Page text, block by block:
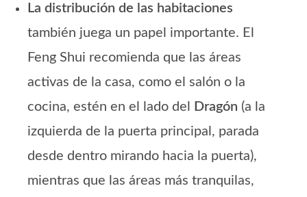
La distribución de las habitaciones
también juega un papel importante. El
Feng Shui recomienda que las áreas
activas de la casa, como el salón o la
cocina, estén en el lado del
Dragón (a la
izquierda de la puerta principal, parada
desde dentro mirando hacia la puerta),
mientras que las áreas más tranquilas,